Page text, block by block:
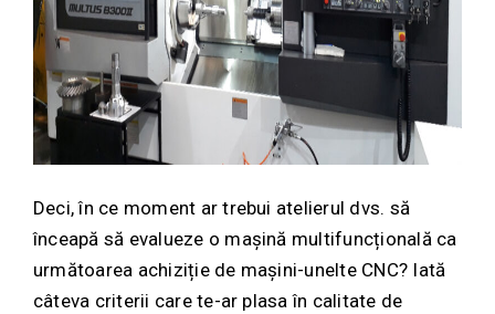
Deci, în ce moment ar trebui atelierul dvs. să
înceapă să evalueze o mașină multifuncțională ca
următoarea achiziție de mașini-unelte CNC? Iată
câteva criterii care te-ar plasa în calitate de